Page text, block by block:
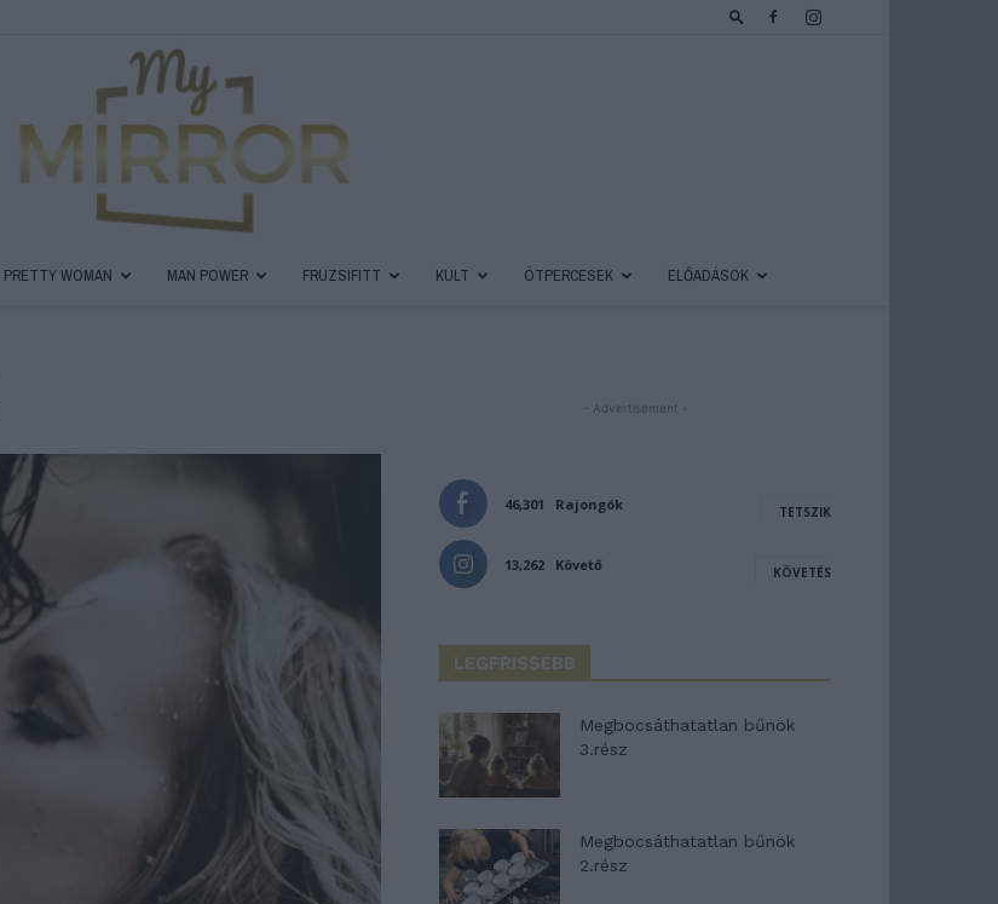
PRETTY WOMAN MAN POWER FRUZSIFITT KULT ÖTPERCESEK ELŐADÁSOK
- Advertisement -
46,301 Rajongók TETSZIK
13,262 Követő KÖVETÉS
LEGFRISSEBB
Megbocsáthatatlan bűnök
3.rész
Megbocsáthatatlan bűnök
2.rész